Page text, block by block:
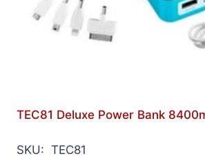
TEC81 Deluxe Power Bank
SKU: TEC81